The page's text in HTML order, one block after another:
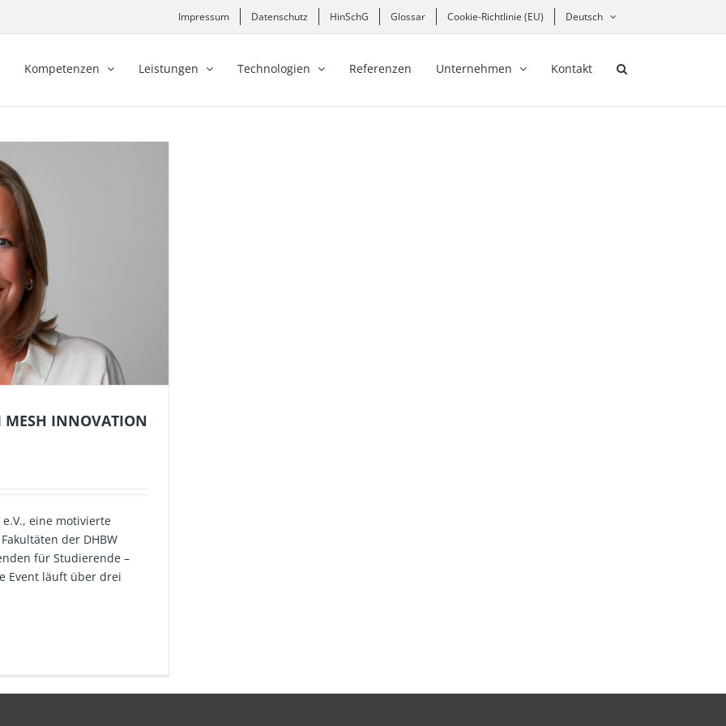
Impressum Datenschutz HinSchG Glossar Cookie-Richtlinie (EU) Deutsch
Kompetenzen Leistungen Technologien Referenzen Unternehmen Kontakt
MESH INNOVATION
eine motivierte
der DHBW
für Studierende –
Event läuft über drei